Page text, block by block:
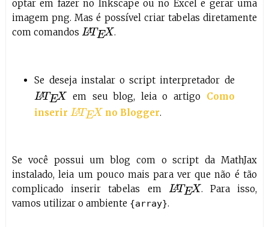
optar em fazer no Inkscape ou no Excel e gerar uma
imagem png. Mas é possível criar tabelas diretamente
com comandos LATEX.
Se deseja instalar o script interpretador de
LATEX em seu blog, leia o artigo Como
inserirLATEX no Blogger.
Se você possui um blog com o script da MathJax
instalado, leia um pouco mais para ver que não é tão
complicado inserir tabelas em LATEX. Para isso,
vamos utilizar o ambiente {array}.